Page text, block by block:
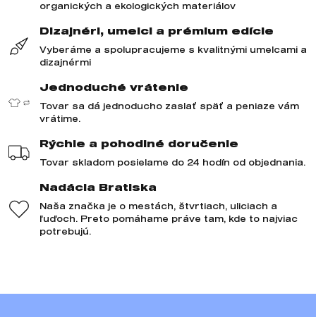
organických a ekologických materiálov
Dizajnéri, umelci a prémium edície
Vyberáme a spolupracujeme s kvalitnými umelcami a
dizajnérmi
Jednoduché vrátenie
Tovar sa dá jednoducho zaslať späť a peniaze vám
vrátime.
Rýchle a pohodlné doručenie
Tovar skladom posielame do 24 hodín od objednania.
Nadácia Bratiska
Naša značka je o mestách, štvrtiach, uliciach a
ľuďoch. Preto pomáhame práve tam, kde to najviac
potrebujú.